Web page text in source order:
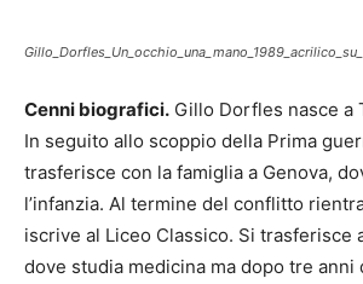
Cenni biografici. Gillo Dorfles nasce a
In seguito allo scoppio della Prima
trasferisce con la famiglia a Genova,
l’infanzia. Al termine del conflitto
iscrive al Liceo Classico. Si trasferisce
dove studia medicina ma dopo tre anni